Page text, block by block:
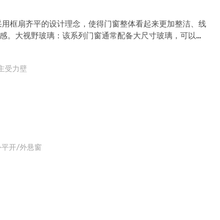
框扇齐平的设计理念，使得门窗整体看起来更加整洁、线
。大视野玻璃：该系列门窗通常配备大尺寸玻璃，可以提
受力壁
开/外悬窗